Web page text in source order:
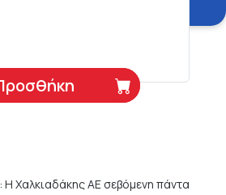
Χαλκιαδάκης ΑΕ σεβόμενη πάντα